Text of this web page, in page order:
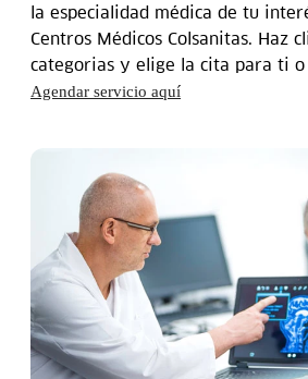
la especialidad médica de tu
Centros Médicos Colsanitas. Haz
categorias y elige la cita para ti
Agendar servicio aquí